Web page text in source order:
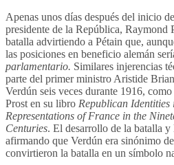
Apenas unos días después del inicio
presidente de la República, Raymond
batalla advirtiendo a Pétain que,
las posiciones en beneficio alemán
parlamentario. Similares injerencias
parte del primer ministro Aristide
Verdún seis veces durante 1916,
Prost en su libro Republican Identities
Representations of France in the
Centuries. El desarrollo de la batalla y
afirmando que Verdún era sinónimo
convirtieron la batalla en un símbolo